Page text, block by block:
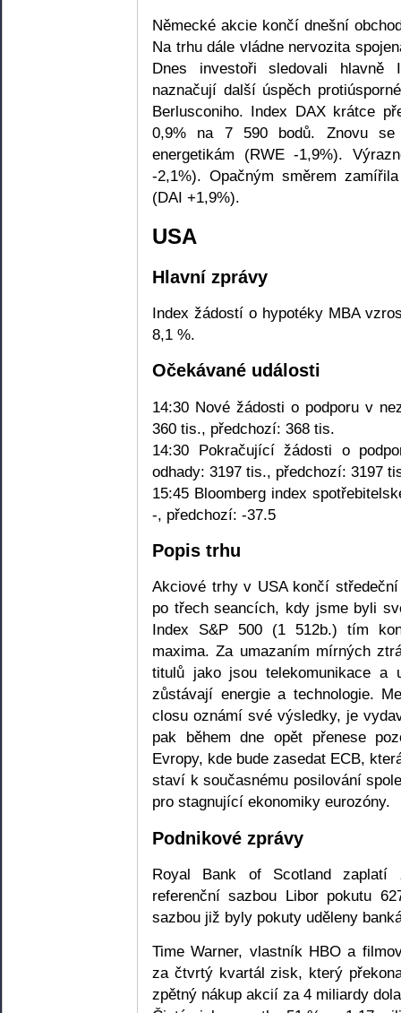
Německé akcie končí dnešní
Na trhu dále vládne nervozita
Dnes investoři sledovali hlavně
naznačují další úspěch
Berlusconiho. Index DAX krátce
0,9% na 7 590 bodů. Znovu se
energetikám (RWE -1,9%).
-2,1%). Opačným směrem
(DAI +1,9%).
USA
Hlavní zprávy
Index žádostí o hypotéky MBA
8,1 %.
Očekávané události
14:30 Nové žádosti o podporu v
360 tis., předchozí: 368 tis.
14:30 Pokračující žádosti o
odhady: 3197 tis., předchozí: 3197
15:45 Bloomberg index
-, předchozí: -37.5
Popis trhu
Akciové trhy v USA končí
po třech seancích, kdy jsme byli
Index S&P 500 (1 512b.) tím
maxima. Za umazaním mírných
titulů jako jsou telekomunikace a
zůstávají energie a technologie.
closu oznámí své výsledky, je
pak během dne opět přenese
Evropy, kde bude zasedat ECB,
staví k současnému posilování
pro stagnující ekonomiky eurozóny.
Podnikové zprávy
Royal Bank of Scotland zaplatí
referenční sazbou Libor pokutu
sazbou již byly pokuty uděleny
Time Warner, vlastník HBO a
za čtvrtý kvartál zisk, který
zpětný nákup akcií za 4 miliardy